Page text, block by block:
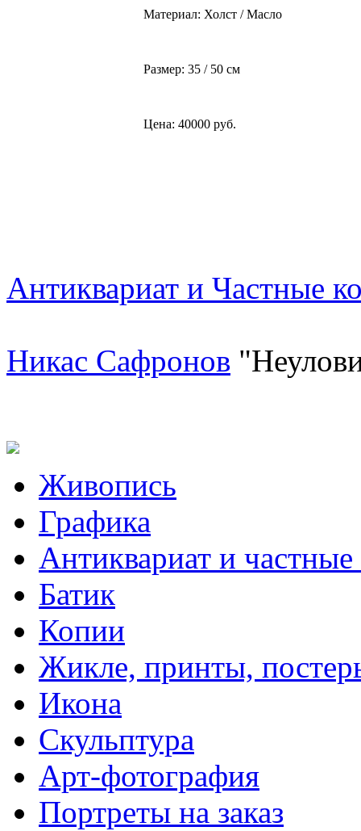
Материал: Холст / Масло
Размер: 35 / 50 см
Цена: 40000 руб.
Антиквариат и Частные
Никас Сафронов
Живопись
Графика
Антиквариат и
Батик
Копии
Жикле, принты,
Икона
Скульптура
Арт-фотография
Портреты на заказ